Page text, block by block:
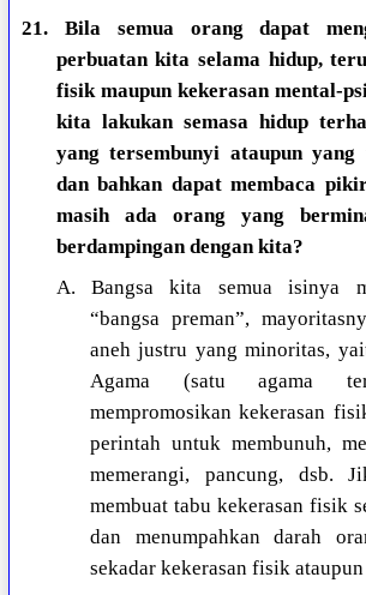
21. Bila semua orang dapat
perbuatan kita selama hidup,
fisik maupun kekerasan mental-
kita lakukan semasa hidup
yang tersembunyi ataupun yang
dan bahkan dapat membaca
masih ada orang yang
berdampingan dengan kita?
A. Bangsa kita semua isinya
“bangsa preman”,
aneh justru yang minoritas,
Agama (satu agama
mempromosikan kekerasan
perintah untuk membunuh,
memerangi, pancung, dsb.
membuat tabu kekerasan fisik
dan menumpahkan darah
sekadar kekerasan fisik